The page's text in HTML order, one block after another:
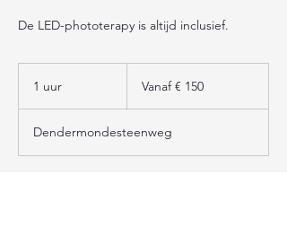
De LED-phototerapy is altijd inclusief.
1 uur
euroVanaf € 150
Dendermondesteenweg